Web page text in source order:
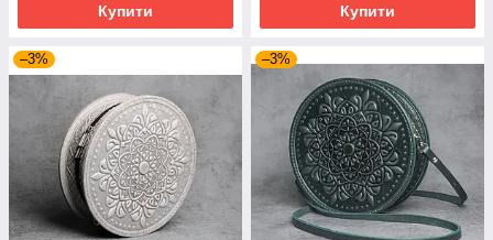
Купити Купити
–3% –3%